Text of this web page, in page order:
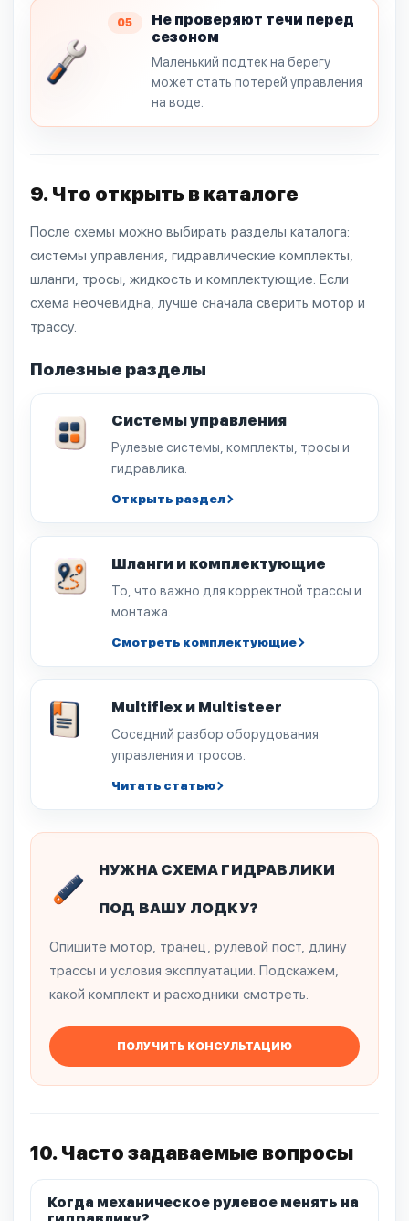
05
Не проверяют течи перед
сезоном
Маленький подтек на берегу
может стать потерей управления
на воде.
9. Что открыть в каталоге
После схемы можно выбирать разделы каталога:
системы управления, гидравлические комплекты,
шланги, тросы, жидкость и комплектующие. Если
схема неочевидна, лучше сначала сверить мотор и
трассу.
Полезные разделы
Системы управления
Рулевые системы, комплекты, тросы и
гидравлика.
Открыть раздел
Шланги и комплектующие
То, что важно для корректной трассы и
монтажа.
Смотреть комплектующие
Multiflex и Multisteer
Соседний разбор оборудования
управления и тросов.
Читать статью
НУЖНА СХЕМА ГИДРАВЛИКИ
ПОД ВАШУ ЛОДКУ?
Опишите мотор, транец, рулевой пост, длину
трассы и условия эксплуатации. Подскажем,
какой комплект и расходники смотреть.
ПОЛУЧИТЬ КОНСУЛЬТАЦИЮ
10. Часто задаваемые вопросы
Когда механическое рулевое менять на